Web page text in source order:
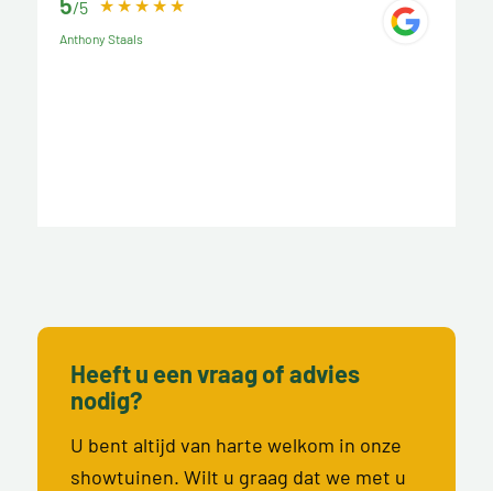
/5
Anthony Staals
Heeft u een vraag of advies
nodig?
U bent altijd van harte welkom in onze
showtuinen. Wilt u graag dat we met u